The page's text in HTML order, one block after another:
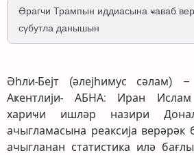
Әрагчи Трампын иддиасына ҹаваб
сүбутла данышын
Әһли-Бејт (әлејһимус сәлам) –
Аҝентлији- АБНА: Иран Ислам
хариҹи ишләр назири
ачыгламасына реаксија верәрәк
ачыгланан статистика илә